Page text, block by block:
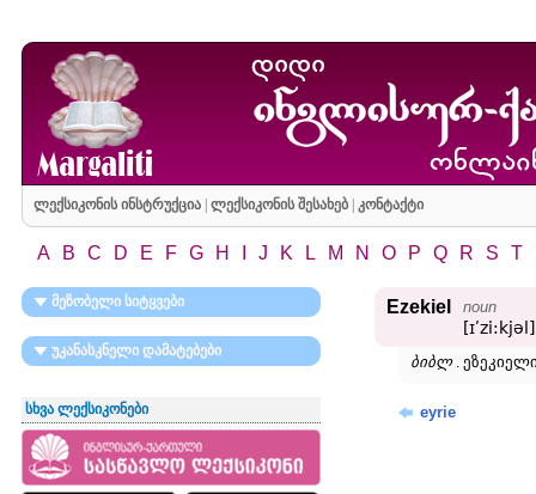
ლექსიკონის ინსტრუქცია| ლექსიკონის შესახებ| კონტაქტი
A B C D E F G H J K L M N O P Q R S T
მეზობელი სიტყვები
უკანასკნელი დამატებები
სხვა ლექსიკონები
Ezekiel noun
[ɪʹzi:kjəl]
ბიბლ .
eyrie